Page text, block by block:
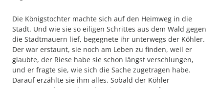
Die Königstochter machte sich auf den Heimweg in die
Stadt. Und wie sie so eiligen Schrittes aus dem Wald gegen
die Stadtmauern lief, begegnete ihr unterwegs der Köhler.
Der war erstaunt, sie noch am Leben zu finden, weil er
glaubte, der Riese habe sie schon längst verschlungen,
und er fragte sie, wie sich die Sache zugetragen habe.
Darauf erzählte sie ihm alles. Sobald der Köhler